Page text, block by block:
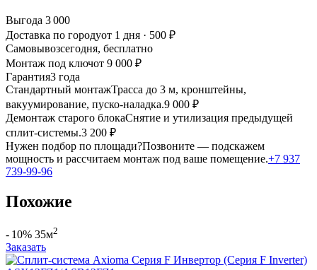
Выгода 3 000
Доставка по городуот 1 дня · 500 ₽
Самовывозсегодня, бесплатно
Монтаж под ключот 9 000 ₽
Гарантия3 года
Стандартный монтажТрасса до 3 м, кронштейны,
вакуумирование, пуско-наладка.9 000 ₽
Демонтаж старого блокаСнятие и утилизация предыдущей
сплит-системы.3 200 ₽
Нужен подбор по площади?Позвоните — подскажем
мощность и рассчитаем монтаж под ваше помещение.+7 937
739-99-96
Похожие
- 10% 35м2
Заказать